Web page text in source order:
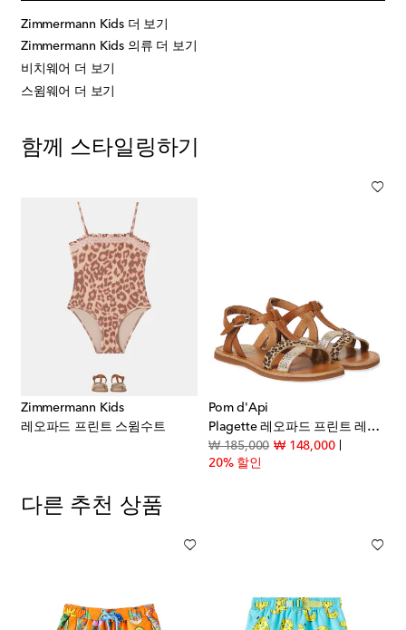
Zimmermann Kids 더 보기
Zimmermann Kids 의류 더 보기
비치웨어 더 보기
스윔웨어 더 보기
함께 스타일링하기
Zimmermann Kids
레오파드 프린트 스윔수트
Pom d'Api
Plagette 레오파드 프린트 레더 샌들
₩ 185,000original price
₩ 148,000discount
20% 할인
다른 추천 상품